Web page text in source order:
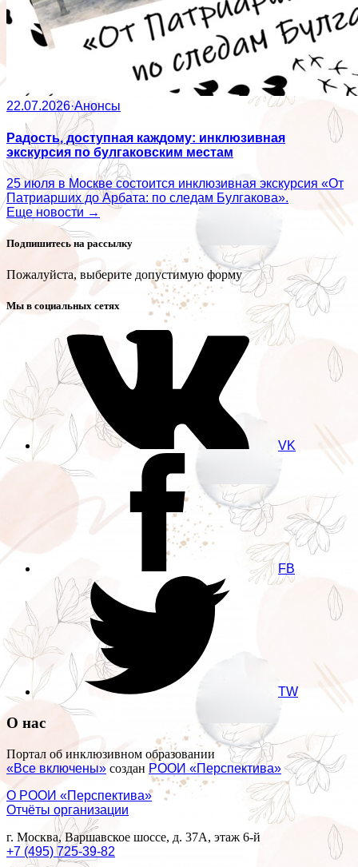
22.07.2026·Анонсы
Радость, доступная каждому: инклюзивная
экскурсия по булгаковским местам
25 июля в Москве состоится инклюзивная экскурсия «От
Патриарших до Арбата: по следам Булгакова».
Еще новости →
Подпишитесь на рассылку
Пожалуйста, выберите допустимую форму
Мы в социальных сетях
VK
FB
TW
О нас
Портал об инклюзивном образовании
«Все включены» созданРООИ «Перспектива»
О РООИ «Перспектива»
Отчёты организации
г. Москва, Варшавское шоссе, д. 37А, этаж 6-й
+7 (495) 725-39-82